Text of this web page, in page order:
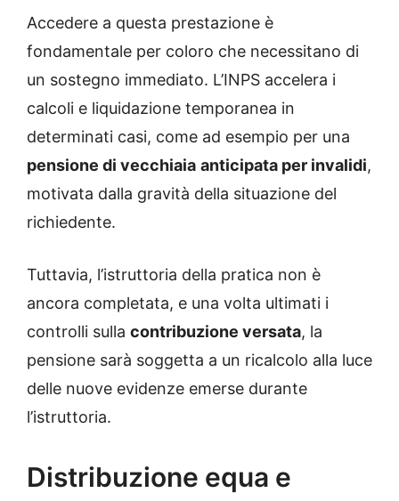
Accedere a questa prestazione è
fondamentale per coloro che necessitano di
un sostegno immediato. L’INPS accelera i
calcoli e liquidazione temporanea in
determinati casi, come ad esempio per una
pensione di vecchiaia anticipata per invalidi,
motivata dalla gravità della situazione del
richiedente.
Tuttavia, l’istruttoria della pratica non è
ancora completata, e una volta ultimati i
controlli sulla contribuzione versata, la
pensione sarà soggetta a un ricalcolo alla luce
delle nuove evidenze emerse durante
l’istruttoria.
Distribuzione equa e